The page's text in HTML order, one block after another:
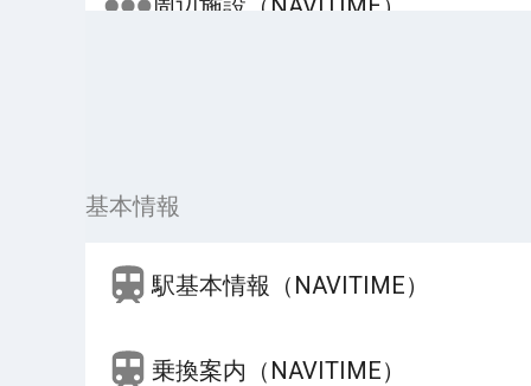
基本情報
駅基本情報（NAVITIME）
乗換案内（NAVITIME）